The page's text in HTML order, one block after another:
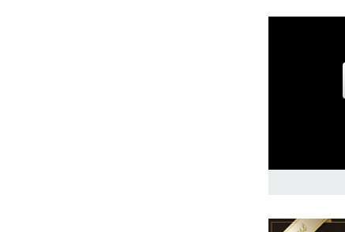
8,860円(税